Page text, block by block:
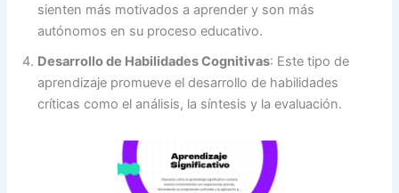
sienten más motivados a aprender y son más
autónomos en su proceso educativo.
Desarrollo de Habilidades Cognitivas: Este tipo de
aprendizaje promueve el desarrollo de habilidades
críticas como el análisis, la síntesis y la evaluación.